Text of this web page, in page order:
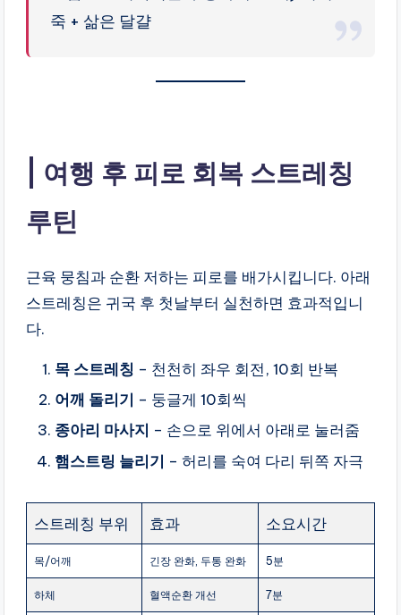
죽 + 삶은 달걀
여행 후 피로 회복 스트레칭
루틴
근육 뭉침과 순환 저하는 피로를 배가시킵니다. 아래
스트레칭은 귀국 후 첫날부터 실천하면 효과적입니
다.
목 스트레칭 – 천천히 좌우 회전, 10회 반복
어깨 돌리기 – 둥글게 10회씩
종아리 마사지 – 손으로 위에서 아래로 눌러줌
햄스트링 늘리기 – 허리를 숙여 다리 뒤쪽 자극
스트레칭 부위 효과 소요시간
목/어깨 긴장 완화, 두통 완화 5분
하체 혈액순환 개선 7분